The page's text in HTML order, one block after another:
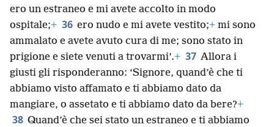
ero un estraneo e mi avete accolto in modo
ospitale;+ 36 ero nudo e mi avete vestito;+ mi sono
ammalato e avete avuto cura di me; sono stato in
prigione e siete venuti a trovarmi’.+ 37 Allora i
giusti gli risponderanno: ‘Signore, quand’è che ti
abbiamo visto affamato e ti abbiamo dato da
mangiare, o assetato e ti abbiamo dato da bere?+
38 Quand’è che sei stato un estraneo e ti abbiamo